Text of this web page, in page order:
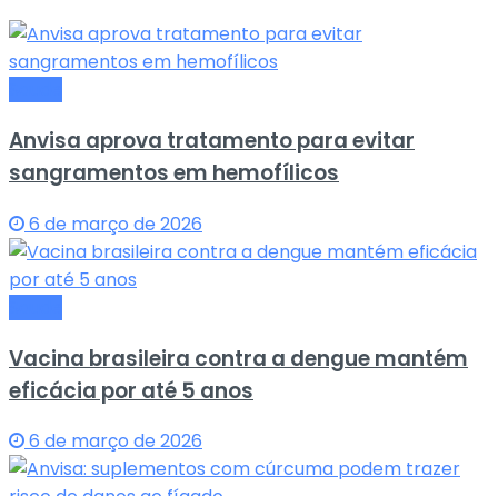
Anvisa aprova tratamento para evitar
sangramentos em hemofílicos
6 de março de 2026
Vacina brasileira contra a dengue mantém
eficácia por até 5 anos
6 de março de 2026